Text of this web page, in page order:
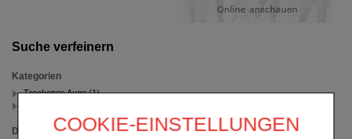
COOKIE-EINSTELLUNGEN
Suche verfeinern
Kategorien
Trockenes Auge (1)
Darreichungsform